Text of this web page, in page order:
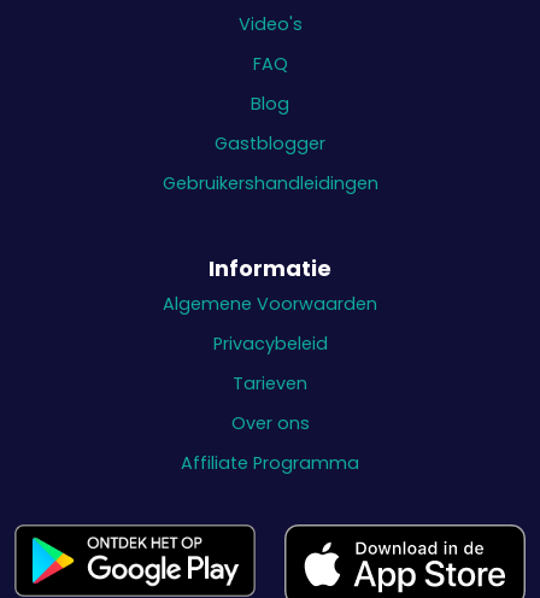
Video's
FAQ
Blog
Gastblogger
Gebruikershandleidingen
Informatie
Algemene Voorwaarden
Privacybeleid
Tarieven
Over ons
Affiliate Programma